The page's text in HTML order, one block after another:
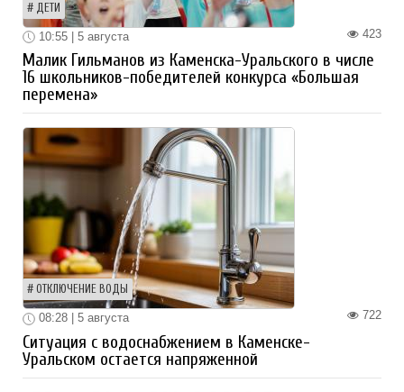
ДЕТИ
423
10:55 | 5 августа
Малик Гильманов из Каменска-Уральского в числе
16 школьников-победителей конкурса «Большая
перемена»
ОТКЛЮЧЕНИЕ ВОДЫ
722
08:28 | 5 августа
Ситуация с водоснабжением в Каменске-
Уральском остается напряженной